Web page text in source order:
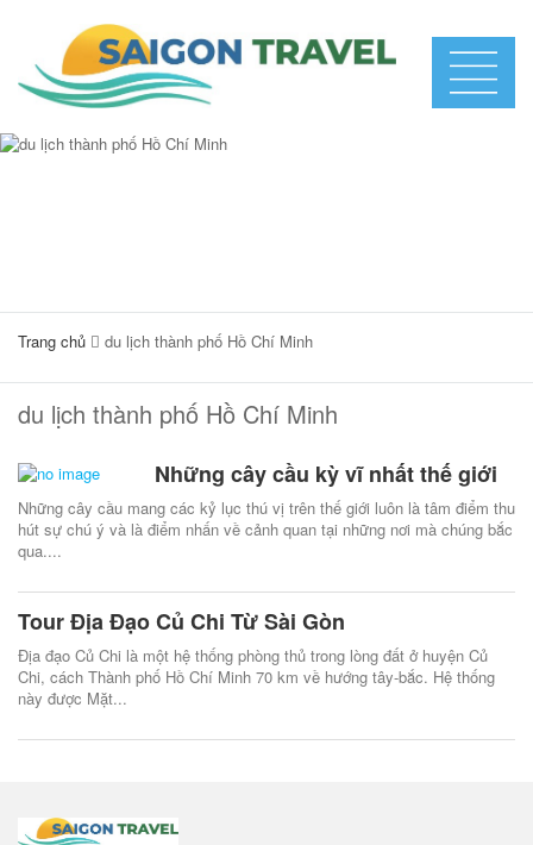
Trang chủ du lịch thành phố Hồ Chí Minh
du lịch thành phố Hồ Chí Minh
Những cây cầu kỳ vĩ nhất thế giới
Những cây cầu mang các kỷ lục thú vị trên thế giới luôn là tâm điểm thu
hút sự chú ý và là điểm nhấn về cảnh quan tại những nơi mà chúng bắc
qua....
Tour Địa Đạo Củ Chi Từ Sài Gòn
Địa đạo Củ Chi là một hệ thống phòng thủ trong lòng đất ở huyện Củ
Chi, cách Thành phố Hồ Chí Minh 70 km về hướng tây-bắc. Hệ thống
này được Mặt...